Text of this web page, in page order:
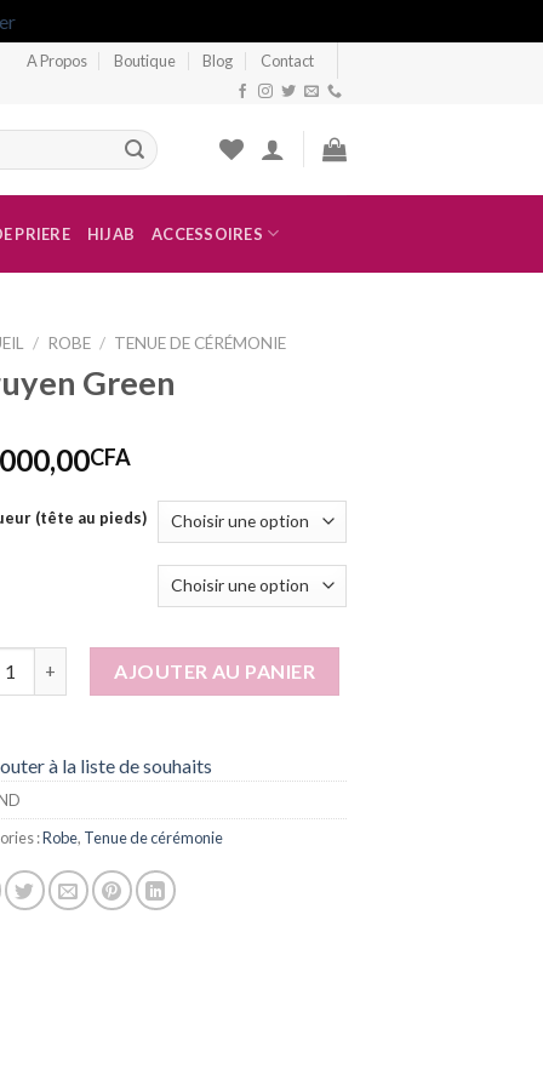
A Propos Boutique Blog Contact
PRIERE HIJAB ACCESSOIRES
/ ROBE / TENUE DE CÉRÉMONIE
Green
CFA
(tête au pieds)
AJOUTER AU PANIER
à la liste de souhaits
:Robe, Tenue de cérémonie